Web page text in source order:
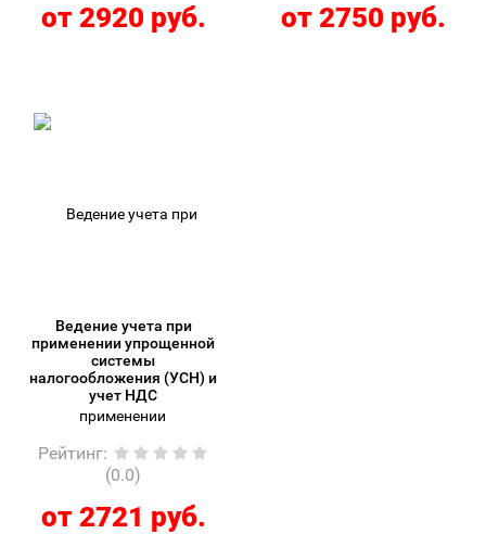
от 2920 руб. от 2750 руб.
Ведение учета при
применении упрощенной
системы
налогообложения (УСН) и
учет НДС
Рейтинг:
(0.0)
от 2721 руб.